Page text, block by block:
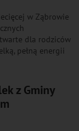
w Ząbrowie
dla rodziców
pełną energii
z Gminy